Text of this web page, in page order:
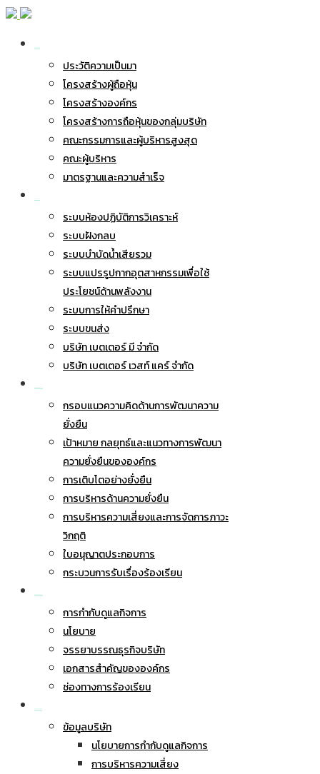
ประวัติความเป็นมา
โครงสร้างผู้ถือหุ้น
โครงสร้างองค์กร
โครงสร้างการถือหุ้นของกลุ่มบริษัท
คณะกรรมการและผู้บริหารสูงสุด
คณะผู้บริหาร
มาตรฐานและความสำเร็จ
ระบบห้องปฏิบัติการวิเคราะห์
ระบบฝังกลบ
ระบบบำบัดน้ำเสียรวม
ระบบแปรรูปกากอุตสาหกรรมเพื่อใช้
ประโยชน์ด้านพลังงาน
ระบบการให้คำปรึกษา
ระบบขนส่ง
บริษัท เบตเตอร์ มี จำกัด
บริษัท เบตเตอร์ เวสท์ แคร์ จำกัด
กรอบแนวความคิดด้านการพัฒนาความ
ยั่งยืน
เป้าหมาย กลยุทธ์และแนวทางการพัฒนา
ความยั่งยืนขององค์กร
การเติบโตอย่างยั่งยืน
การบริหารด้านความยั่งยืน
การบริหารความเสี่ยงและการจัดการภาวะ
วิกฤติ
ใบอนุญาตประกอบการ
กระบวนการรับเรื่องร้องเรียน
การกำกับดูแลกิจการ
นโยบาย
จรรยาบรรณธุรกิจบริษัท
เอกสารสำคัญขององค์กร
ช่องทางการร้องเรียน
ข้อมูลบริษัท
นโยบายการกำกับดูแลกิจการ
การบริหารความเสี่ยง